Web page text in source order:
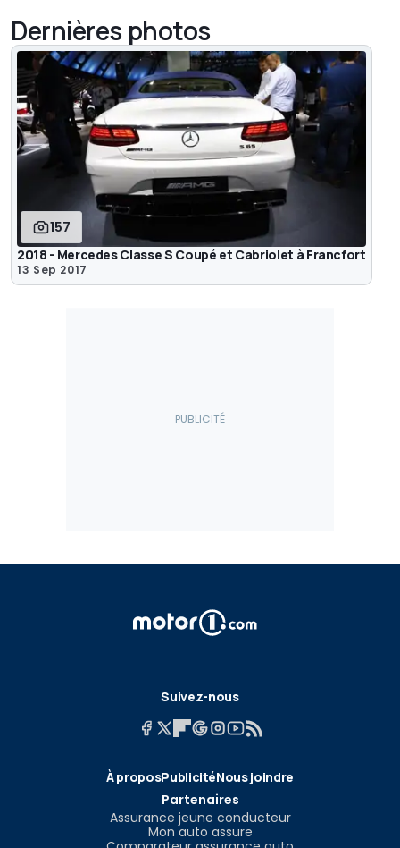
Dernières photos
157
2018 - Mercedes Classe S Coupé et Cabriolet à Francfort
13 Sep 2017
Suivez-nous
À proposPublicitéNous joindre
Partenaires
Assurance jeune conducteur
Mon auto assure